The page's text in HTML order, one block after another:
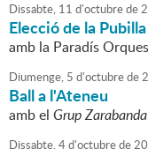
Dissabte, 11 d'octubrede
Elecció de la
amb la Paradís
Diumenge, 5 d'octubrede
Ball a l'Ateneu
amb el Grup Zarabanda
Dissabte,4d'octubrede